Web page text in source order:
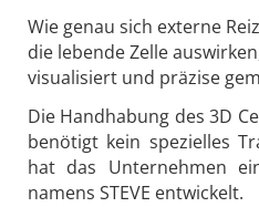
Wie genau sich externe
die lebende Zelle
visualisiert und präzise
Die Handhabung des 3D
benötigt kein spezielles
hat das Unternehmen
namens STEVE entwickelt.